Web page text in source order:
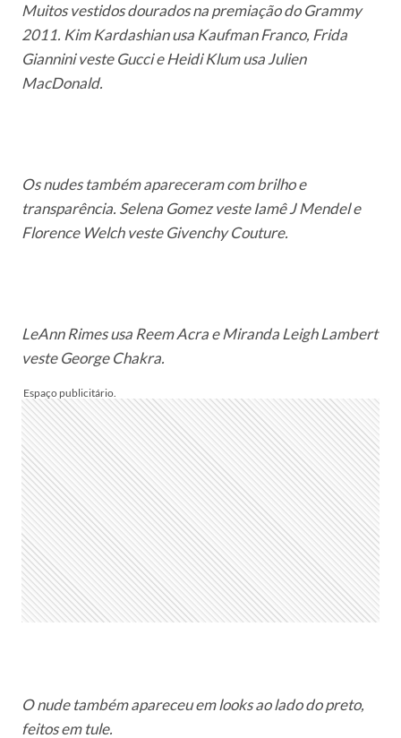
Muitos vestidos dourados na premiação do Grammy
2011. Kim Kardashian usa Kaufman Franco, Frida
Giannini veste Gucci e Heidi Klumusa Julien
MacDonald.
Os nudes também apareceram com brilho e
transparência. Selena Gomez veste Iamê J Mendel e
Florence Welch veste Givenchy Couture.
LeAnn Rimes usa Reem Acra e Miranda Leigh Lambert
veste George Chakra.
O nude também apareceu em looks ao lado do preto,
feitos em tule.